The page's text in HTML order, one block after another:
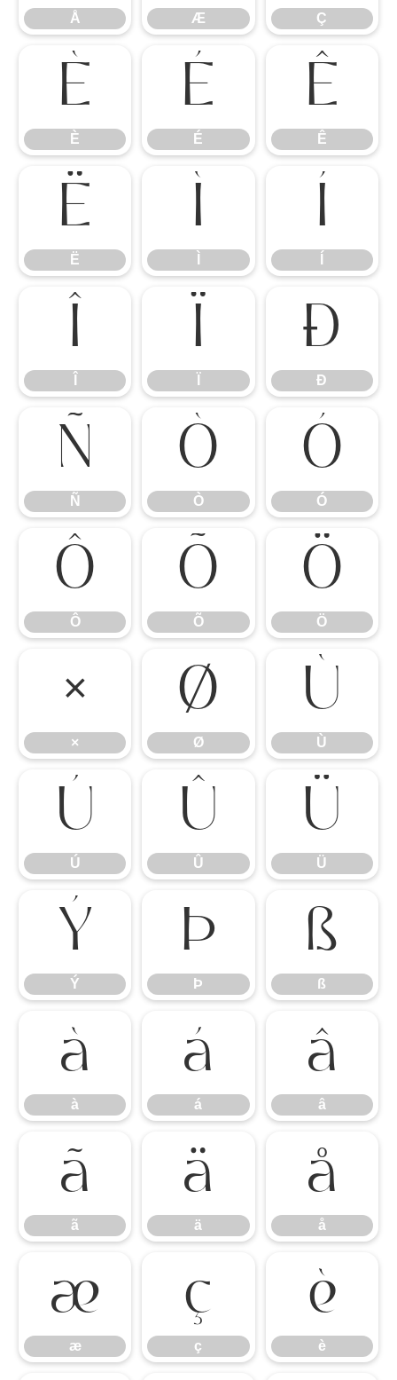
Å Æ Ç
È
È
É
É
Ê
Ê
Ë
Ë
Ì Í
Î Ï Ð
Ð
Ñ
Ñ
Ò
Ò
Ó
Ó
Ô
Ô
Õ
Õ
Ö
Ö
×
×
Ø
Ø
Ù
Ù
Ú
Ú
Û
Û
Ü
Ü
Ý
Ý
Þ
Þ
ß
ß
à
à
á
á
â
â
ã
ã
ä
ä
å
å
æ
æ
ç
ç
è
è